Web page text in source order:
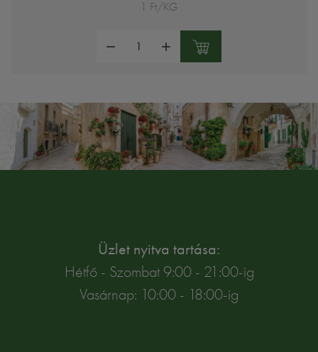
1 Ft/KG
Üzlet nyitva tartása:
Hétfő - Szombat 9:00 - 21:00-ig
Vasárnap: 10:00 - 18:00-ig